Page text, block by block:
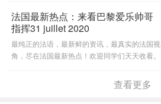
法国最新热点：来看巴黎爱乐帅哥
指挥31 juillet 2020
最纯正的法语，最新鲜的资讯，最真实的法国视
角，尽在法国最新热点！欢迎同学们天天收看。
查看更多